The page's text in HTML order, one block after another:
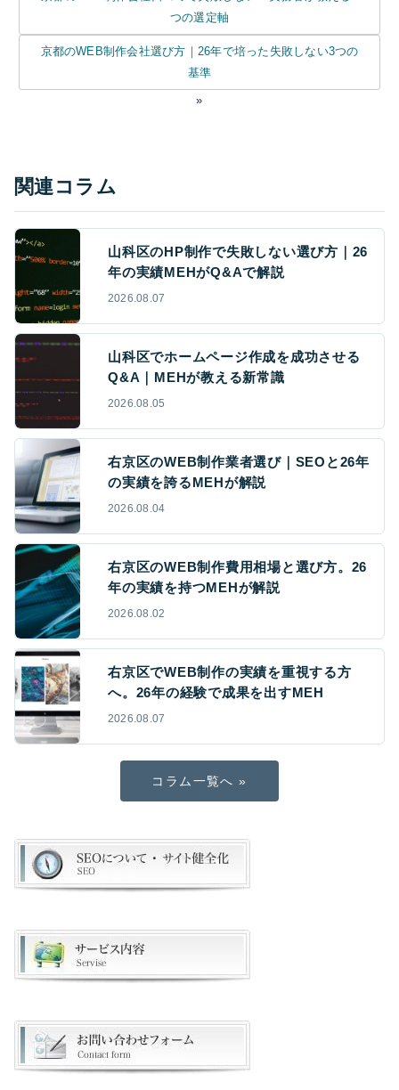
つの選定軸
京都のWEB制作会社選び方｜26年で培った失敗しない3つの
基準
»
関連コラム
山科区のHP制作で失敗しない選び方｜26
年の実績MEHがQ&Aで解説
2026.08.07
山科区でホームページ作成を成功させる
Q&A｜MEHが教える新常識
2026.08.05
右京区のWEB制作業者選び｜SEOと26年
の実績を誇るMEHが解説
2026.08.04
右京区のWEB制作費用相場と選び方。26
年の実績を持つMEHが解説
2026.08.02
右京区でWEB制作の実績を重視する方
へ。26年の経験で成果を出すMEH
2026.08.07
コラム一覧へ »